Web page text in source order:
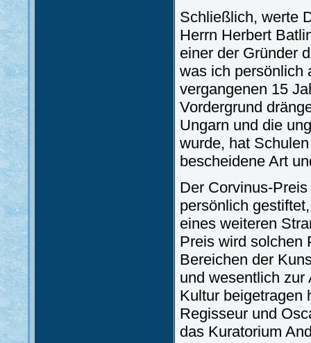
Schließlich, werte
Herrn Herbert
einer der Gründer
was ich persönlich
vergangenen 15
Vordergrund
Ungarn und die
wurde, hat
bescheidene Art
Der Corvinus-
persönlich
eines weiteren
Preis wird solchen
Bereichen der
und wesentlich zur
Kultur beigetragen
Regisseur und
das Kuratorium